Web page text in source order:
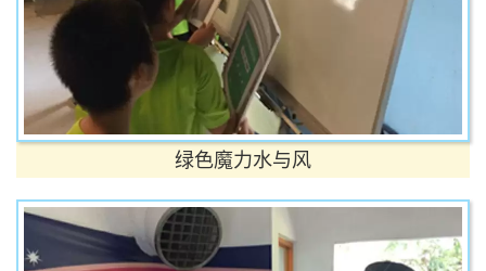
绿色魔力水与风